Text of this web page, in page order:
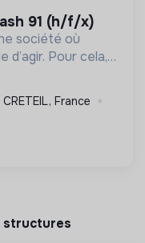
91 (h/f/x)
société où
Pour cela,
lieux
à tous.
CRETEIL, France
structures